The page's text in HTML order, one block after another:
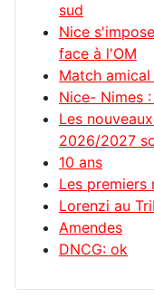
sud
Nice
face à l'OM
Match
Nice- Nimes
Les
2026/2027
10 ans
Les premiers
Lorenzi au
Amendes
DNCG: ok